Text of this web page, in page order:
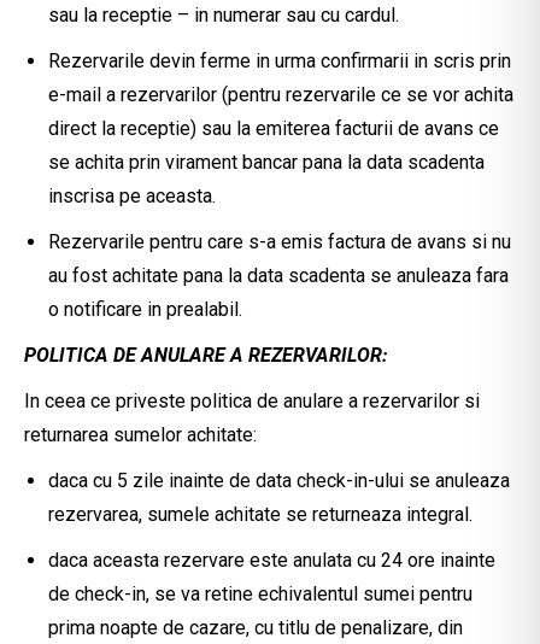
sau la receptie – in numerar sau cu cardul.
Rezervarile devin ferme in urma confirmarii in scris prin
e-mail a rezervarilor (pentru rezervarile ce se vor achita
direct la receptie) sau la emiterea facturii de avans ce
se achita prin virament bancar pana la data scadenta
inscrisa pe aceasta.
Rezervarile pentru care s-a emis factura de avans si nu
au fost achitate pana la data scadenta se anuleaza fara
o notificare in prealabil.
POLITICA DE ANULARE A REZERVARILOR:
In ceea ce priveste politica de anulare a rezervarilor si
returnarea sumelor achitate:
daca cu 5 zile inainte de data check-in-ului se anuleaza
rezervarea, sumele achitate se returneaza integral.
daca aceasta rezervare este anulata cu 24 ore inainte
de check-in, se va retine echivalentul sumei pentru
prima noapte de cazare, cu titlu de penalizare, din